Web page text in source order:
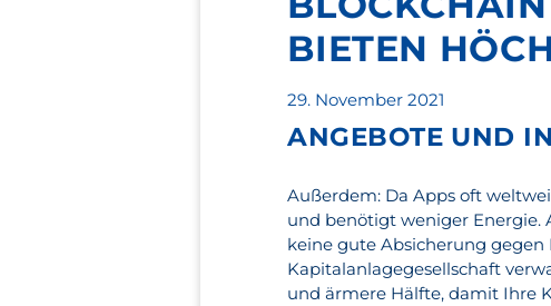
BIETEN
Veröffentlicht
am
29. November 2021
ANGEBOTE UND
Außerdem: Da Apps oft
und benötigt weniger Energie.
keine gute Absicherung
Kapitalanlagegesellschaft
und ärmere Hälfte, damit Ihre